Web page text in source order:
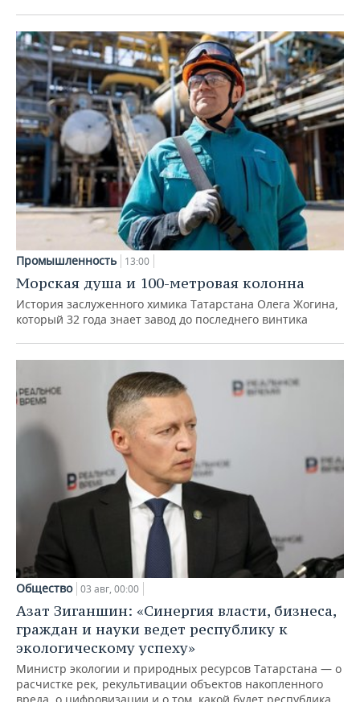
Промышленность 13:00
Морская душа и 100-метровая колонна
История заслуженного химика Татарстана Олега Жогина,
который 32 года знает завод до последнего винтика
Общество 03 авг, 00:00
Азат Зиганшин: «Синергия власти, бизнеса,
граждан и науки ведет республику к
экологическому успеху»
Министр экологии и природных ресурсов Татарстана — о
расчистке рек, рекультивации объектов накопленного